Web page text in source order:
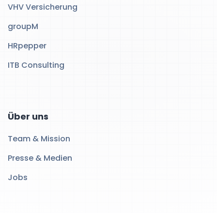
VHV Versicherung
groupM
HRpepper
ITB Consulting
Über uns
Team & Mission
Presse & Medien
Jobs